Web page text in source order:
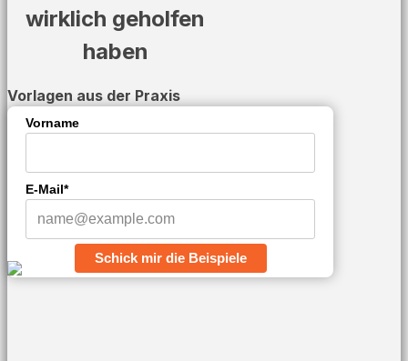
wirklich geholfen
haben
Vorlagen aus der Praxis
Vorname
E-Mail*
Schick mir die Beispiele